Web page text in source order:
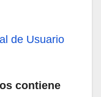
de Usuario
contiene